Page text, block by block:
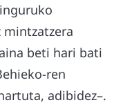
mintzatzera
beti hari bati
ren
adibidez–.